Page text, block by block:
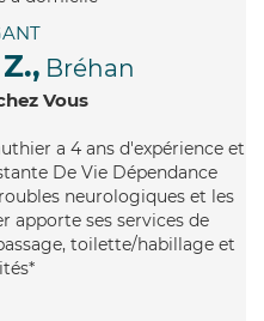
Bréhan
Vous
a 4 ans d'expérience et
De Vie Dépendance
neurologiques et les
apporte ses services de
toilette/habillage et